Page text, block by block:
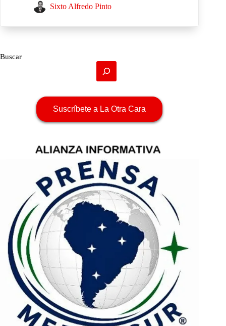
Sixto Alfredo Pinto
Buscar
Suscríbete a La Otra Cara